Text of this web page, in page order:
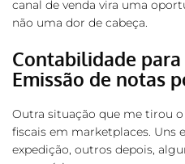
canal de venda vira uma
não uma dor de cabeça.
Contabilidade para
Emissão de notas
Outra situação que me tirou
fiscais em marketplaces. Uns
expedição, outros depois,